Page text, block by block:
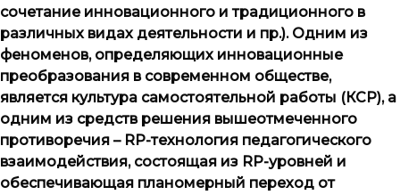
сочетание инновационного и традиционного в
различных видах деятельности и пр.). Одним из
феноменов, определяющих инновационные
преобразования в современном обществе,
является культура самостоятельной работы (КСР), а
одним из средств решения вышеотмеченного
противоречия – RP-технология педагогического
взаимодействия, состоящая из RP-уров­ней и
обеспечивающая планомерный переход от